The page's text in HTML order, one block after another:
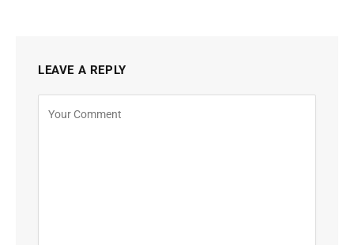
LEAVE A REPLY